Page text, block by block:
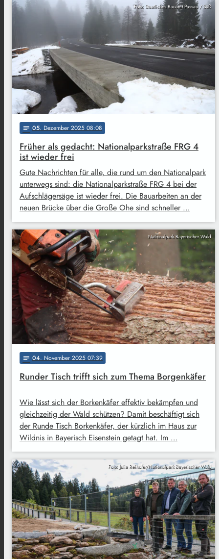
Foto: Staatliches Bauamt Passau / Süß
notes 05. Dezember 2025 08:08
Früher als gedacht: Nationalparkstraße FRG 4
ist wieder frei
Gute Nachrichten für alle, die rund um den Nationalpark
unterwegs sind: die Nationalparkstraße FRG 4 bei der
Aufschlägersäge ist wieder frei. Die Bauarbeiten an der
neuen Brücke über die Große Ohe sind schneller …
Nationalpark Bayerischer Wald
notes 04. November 2025 07:39
Runder Tisch trifft sich zum Thema Borgenkäfer
Wie lässt sich der Borkenkäfer effektiv bekämpfen und
gleichzeitig der Wald schützen? Damit beschäftigt sich
der Runde Tisch Borkenkäfer, der kürzlich im Haus zur
Wildnis in Bayerisch Eisenstein getagt hat. Im …
Foto: Julia Reihofer/Nationalpark Bayerischer Wald